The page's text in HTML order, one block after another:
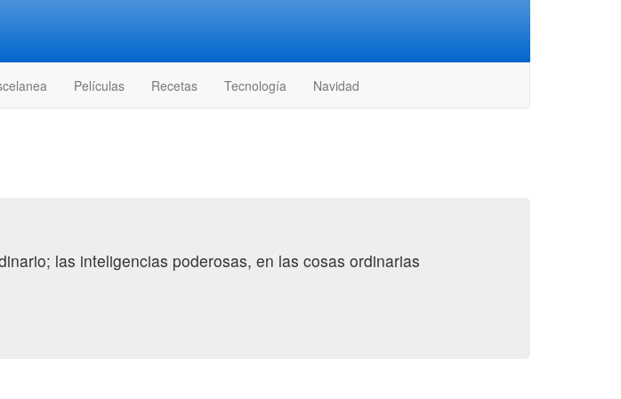
Películas Recetas Tecnología Navidad
las inteligencias poderosas, en las cosas ordinarias